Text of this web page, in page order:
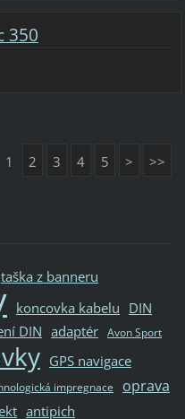
350
1 2 3 4 5 > >>
taška z banneru
koncovka kabelu DIN
DIN adaptér Avon Sport
GPS navigace
impregnace
oprava
antipich